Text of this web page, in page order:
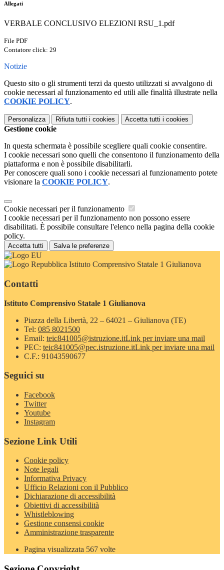
Allegati
VERBALE CONCLUSIVO ELEZIONI RSU_1.pdf
File PDF
Contatore click: 29
Notizie
Questo sito o gli strumenti terzi da questo utilizzati si avvalgono di
cookie necessari al funzionamento ed utili alle finalità illustrate nella
COOKIE POLICY.
Personalizza Rifiuta tutti i cookies Accetta tutti i cookies
Gestione cookie
In questa schermata è possibile scegliere quali cookie consentire.
I cookie necessari sono quelli che consentono il funzionamento della
piattaforma e non è possibile disabilitarli.
Per conoscere quali sono i cookie necessari al funzionamento potete
visionare la COOKIE POLICY.
Cookie necessari per il funzionamento
I cookie necessari per il funzionamento non possono essere
disabilitati. È possibile consultare l'elenco nella pagina della cookie
policy.
Accetta tutti Salva le preferenze
Istituto Comprensivo Statale 1 Giulianova
Contatti
Istituto Comprensivo Statale 1 Giulianova
Piazza della Libertà, 22 – 64021 – Giulianova (TE)
Tel: 085 8021500
Email: teic841005@istruzione.itLink per inviare una mail
PEC: teic841005@pec.istruzione.itLink per inviare una mail
C.F.: 91043590677
Seguici su
Facebook
Twitter
Youtube
Instagram
Sezione Link Utili
Cookie policy
Note legali
Informativa Privacy
Ufficio Relazioni con il Pubblico
Dichiarazione di accessibilità
Obiettivi di accessibilità
Whistleblowing
Gestione consensi cookie
Amministrazione trasparente
Pagina visualizzata 567 volte